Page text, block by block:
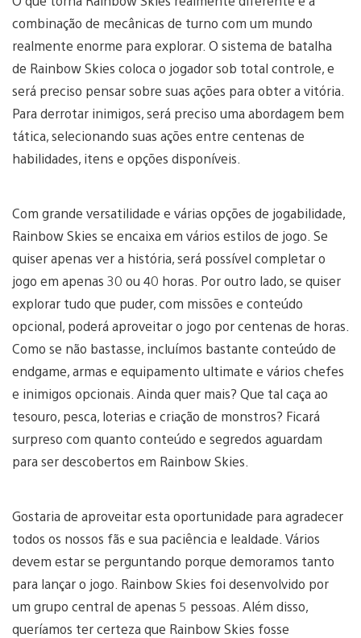
combinação de mecânicas de turno com um mundo
realmente enorme para explorar. O sistema de batalha
de Rainbow Skies coloca o jogador sob total controle, e
será preciso pensar sobre suas ações para obter a vitória.
Para derrotar inimigos, será preciso uma abordagem bem
tática, selecionando suas ações entre centenas de
habilidades, itens e opções disponíveis.
Com grande versatilidade e várias opções de jogabilidade,
Rainbow Skies se encaixa em vários estilos de jogo. Se
quiser apenas ver a história, será possível completar o
jogo em apenas 30 ou 40 horas. Por outro lado, se quiser
explorar tudo que puder, com missões e conteúdo
opcional, poderá aproveitar o jogo por centenas de horas.
Como se não bastasse, incluímos bastante conteúdo de
endgame, armas e equipamento ultimate e vários chefes
e inimigos opcionais. Ainda quer mais? Que tal caça ao
tesouro, pesca, loterias e criação de monstros? Ficará
surpreso com quanto conteúdo e segredos aguardam
para ser descobertos em Rainbow Skies.
Gostaria de aproveitar esta oportunidade para agradecer
todos os nossos fãs e sua paciência e lealdade. Vários
devem estar se perguntando porque demoramos tanto
para lançar o jogo. Rainbow Skies foi desenvolvido por
um grupo central de apenas 5 pessoas. Além disso,
queríamos ter certeza que Rainbow Skies fosse